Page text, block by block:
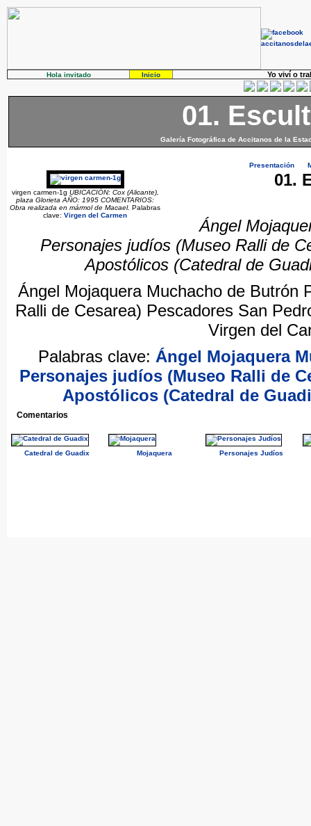
Hola invitado Inicio Yo viví o
01.
Galería Fotográfica de Accitanos de la
Presentación
virgen carmen-1g UBICACIÓN: Cox (Alicante),
plaza Glorieta AÑO: 1995 COMENTARIOS:
Obra realizada en mármol de Macael. Palabras
clave: Virgen del Carmen
01.
Ángel
Personajes judíos (Museo Ralli de
Apostólicos (Catedral de
Ángel Mojaquera Muchacho de Butrón
Ralli de Cesarea) Pescadores San
Virgen del
Palabras clave: Ángel Mojaquera
Personajes judíos (Museo Ralli de
Apostólicos (Catedral de
Comentarios
Catedral de Guadix Mojaquera Personajes Judíos